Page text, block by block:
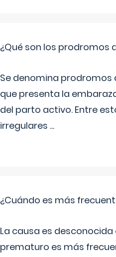
¿Qué son los prodromos
Se denomina
que presenta la
del parto activo. Entre
irregulares ...
¿Cuándo es más
La causa es
prematuro es más